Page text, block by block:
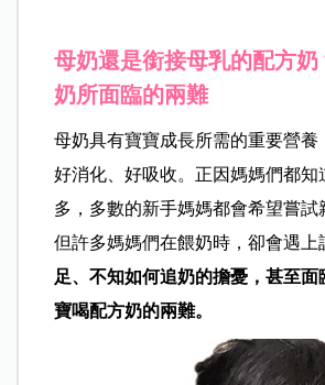
母奶還是銜接母乳的配方
奶所面臨的兩難
母奶具有寶寶成長所需的重要營養
好消化、好吸收。正因媽媽們都知
多，多數的新手媽媽都會希望嘗試
但許多媽媽們在餵奶時，卻會遇上
足、不知如何追奶的擔憂，甚至面
寶喝配方奶的兩難。